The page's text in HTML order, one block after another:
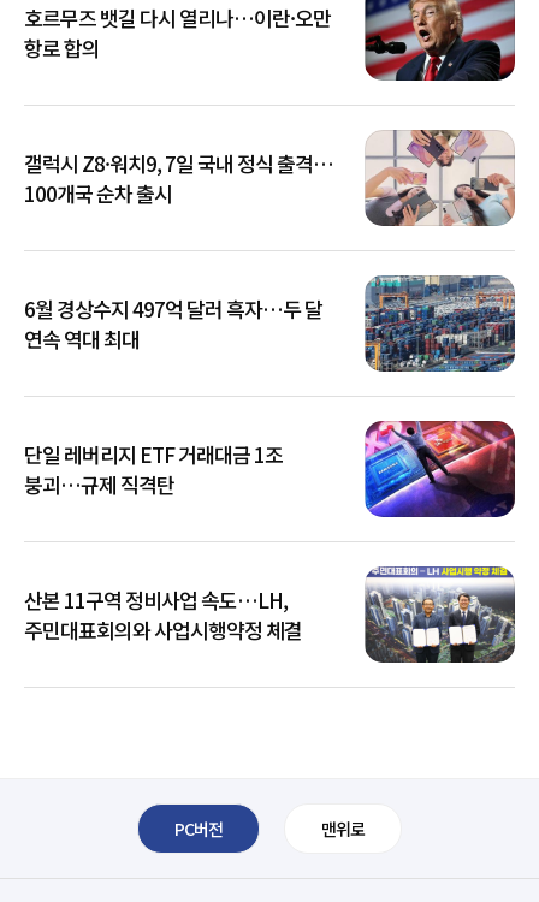
호르무즈 뱃길 다시 열리나…이란·오만
항로 합의
갤럭시 Z8·워치9, 7일 국내 정식 출격…
100개국 순차 출시
6월 경상수지 497억 달러 흑자…두 달
연속 역대 최대
단일 레버리지 ETF 거래대금 1조
붕괴…규제 직격탄
산본 11구역 정비사업 속도…LH,
주민대표회의와 사업시행약정 체결
PC버전 맨위로